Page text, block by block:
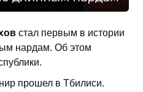
стал первым в истории
нардам. Об этом
прошел в Тбилиси.